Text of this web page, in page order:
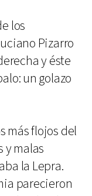
los
Pizarro
y éste
un golazo
más flojos del
y malas
la Lepra.
parecieron